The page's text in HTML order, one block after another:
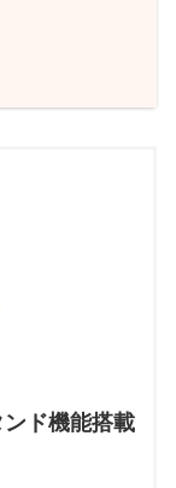
ド機能搭載